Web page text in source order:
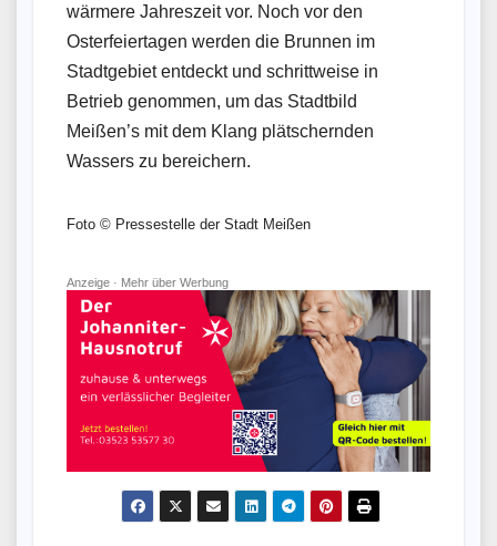
wärmere Jahreszeit vor. Noch vor den
Osterfeiertagen werden die Brunnen im
Stadtgebiet entdeckt und schrittweise in
Betrieb genommen, um das Stadtbild
Meißen’s mit dem Klang plätschernden
Wassers zu bereichern.
Foto © Pressestelle der Stadt Meißen
Anzeige · Mehr über Werbung